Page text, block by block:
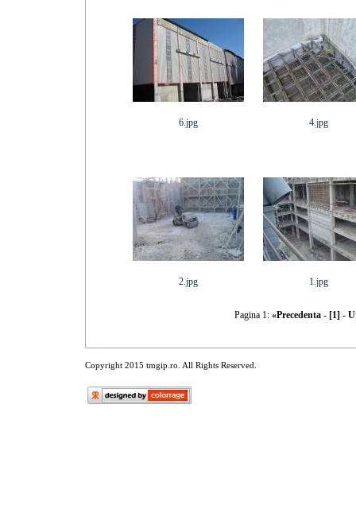
6.jpg 4.jpg
2.jpg 1.jpg
Pagina 1: «Precedenta - [1] -
Copyright 2015 tmgip.ro. All Rights Reserved.